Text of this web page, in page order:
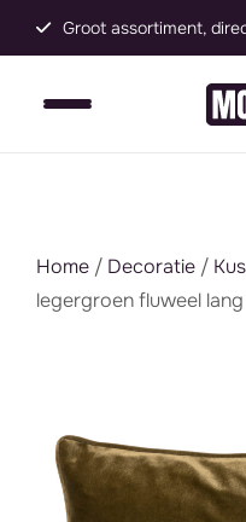
Groot assortiment,
Home / Decoratie /
legergroen fluweel lang